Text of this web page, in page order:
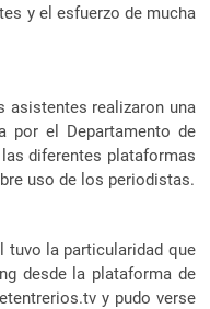
y el esfuerzo de mucha
asistentes realizaron una
por el Departamento de
diferentes plataformas
uso de los periodistas.
tuvo la particularidad que
desde la plataforma de
y pudo verse